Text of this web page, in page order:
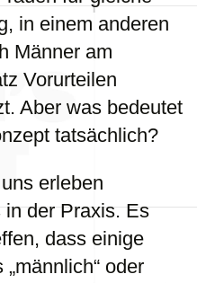
in einem anderen
Männer am
Vorurteilen
Aber was bedeutet
tatsächlich?
erleben
in der Praxis. Es
dass einige
oder